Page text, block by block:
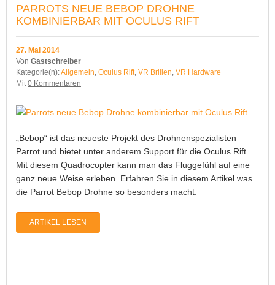
PARROTS NEUE BEBOP DROHNE
KOMBINIERBAR MIT OCULUS RIFT
27. Mai 2014
Von Gastschreiber
Kategorie(n):Allgemein, Oculus Rift, VR Brillen, VR Hardware
Mit0 Kommentaren
„Bebop“ ist das neueste Projekt des Drohnenspezialisten
Parrot und bietet unter anderem Support für die Oculus Rift.
Mit diesem Quadrocopter kann man das Fluggefühl auf eine
ganz neue Weise erleben. Erfahren Sie in diesem Artikel was
die Parrot Bebop Drohne so besonders macht.
ARTIKEL LESEN